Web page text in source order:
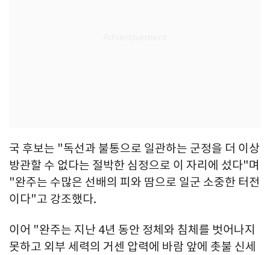
국 후보는 "독선과 불통으로 일관하는 군정을 더 이상
방관할 수 없다는 절박한 심정으로 이 자리에 섰다"며
"완주는 수많은 선배의 피와 땀으로 일군 소중한 터전
이다"고 강조했다.
이어 "완주는 지난 4년 동안 정체와 침체를 벗어나지
못하고 외부 세력의 거센 압력에 바람 앞에 촛불 신세